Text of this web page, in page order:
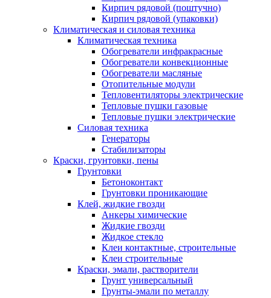
Кирпич рядовой (поштучно)
Кирпич рядовой (упаковки)
Климатическая и силовая техника
Климатическая техника
Обогреватели инфракрасные
Обогреватели конвекционные
Обогреватели масляные
Отопительные модули
Тепловентиляторы электрические
Тепловые пушки газовые
Тепловые пушки электрические
Силовая техника
Генераторы
Стабилизаторы
Краски, грунтовки, пены
Грунтовки
Бетоноконтакт
Грунтовки проникающие
Клей, жидкие гвозди
Анкеры химические
Жидкие гвозди
Жидкое стекло
Клеи контактные, строительные
Клеи строительные
Краски, эмали, растворители
Грунт универсальный
Грунты-эмали по металлу